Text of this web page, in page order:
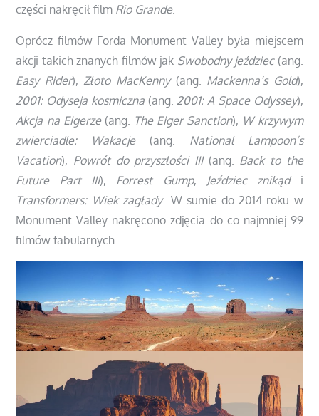
części nakręcił film Rio Grande.
Oprócz filmów Forda Monument Valley była miejscem
akcji takich znanych filmów jak Swobodny jeździec(ang.
Easy Rider),Złoto MacKenny(ang. Mackenna’s Gold),
2001: Odyseja kosmiczna(ang. 2001: A Space Odyssey),
Akcja na Eigerze(ang. The Eiger Sanction), W krzywym
zwierciadle: Wakacje(ang. National Lampoon’s
Vacation), Powrót do przyszłości III(ang. Back to the
Future Part III), Forrest Gump, Jeździec znikądi
Transformers: Wiek zagłady W sumie do 2014 roku w
Monument Valley nakręcono zdjęcia do co najmniej 99
filmów fabularnych.